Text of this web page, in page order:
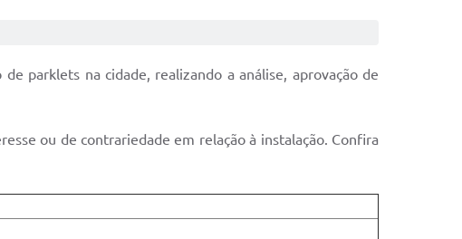
parklets na cidade, realizando a análise, aprovação de
ou de contrariedade em relação à instalação. Confira